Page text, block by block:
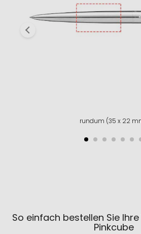
rundum (35 x 22
So einfach bestellen Sie
Pinkcube